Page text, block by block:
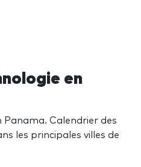
en
Panama. Calendrier des
les principales villes de